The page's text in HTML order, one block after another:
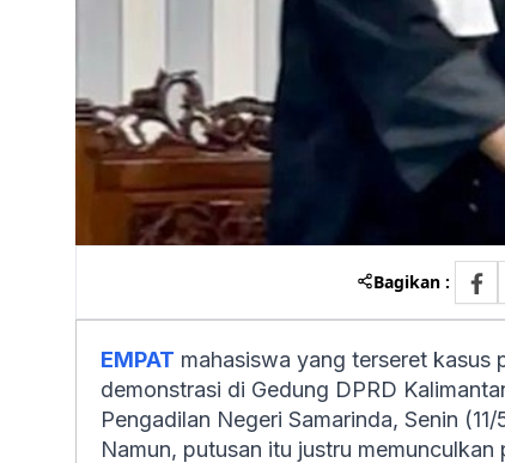
Bagikan :
EMPAT mahasiswa yang terseret kasus
demonstrasi di Gedung DPRD
Pengadilan Negeri Samarinda, Senin
Namun, putusan itu justru